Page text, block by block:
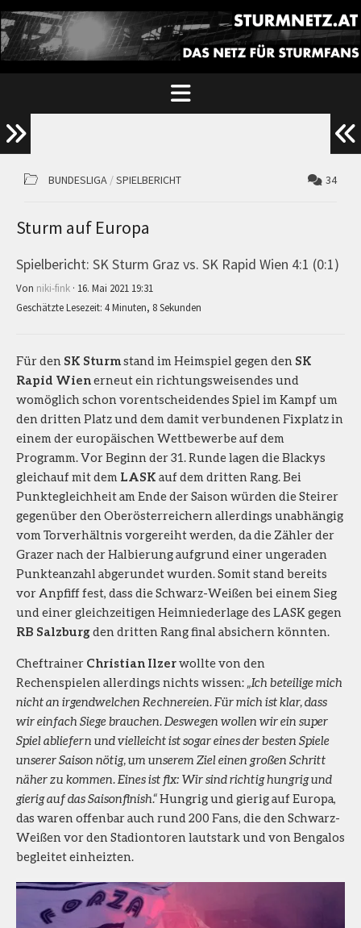
BUNDESLIGA /SPIELBERICHT 34
Sturm auf Europa
Spielbericht: SK Sturm Graz vs. SK Rapid Wien 4:1 (0:1)
Von niki-fink · 16. Mai 2021 19:31
Geschätzte Lesezeit: 4 Minuten, 8 Sekunden
Für den SK Sturmstand im Heimspiel gegen den SK
Rapid Wienerneut ein richtungsweisendes und
womöglich schon vorentscheidendes Spiel im Kampf um
den dritten Platz und dem damit verbundenen Fixplatz in
einem der europäischen Wettbewerbe auf dem
Programm. Vor Beginn der 31. Runde lagen die Blackys
gleichauf mit dem LASK auf dem dritten Rang. Bei
Punktegleichheit am Ende der Saison würden die Steirer
gegenüber den Oberösterreichern allerdings unabhängig
vom Torverhältnis vorgereiht werden, da die Zähler der
Grazer nach der Halbierung aufgrund einer ungeraden
Punkteanzahl abgerundet wurden. Somit stand bereits
vor Anpfiff fest, dass die Schwarz-Weißen bei einem Sieg
und einer gleichzeitigen Heimniederlage des LASK gegen
RB Salzburgden dritten Rang final absichern könnten.
Cheftrainer Christian Ilzerwollte von den
Rechenspielen allerdings nichts wissen: „Ich beteilige mich
nicht an irgendwelchen Rechnereien. Für mich ist klar, dass
wir einfach Siege brauchen. Deswegen wollen wir ein super
Spiel abliefern und vielleicht ist sogar eines der besten Spiele
unserer Saison nötig, um unserem Ziel einen großen Schritt
näher zu kommen. Eines ist fix: Wir sind richtig hungrig und
gierig auf das Saisonfinish.“Hungrig und gierig auf Europa,
das waren offenbar auch rund 200 Fans, die den Schwarz-
Weißen vor den Stadiontoren lautstark und von Bengalos
begleitet einheizten.